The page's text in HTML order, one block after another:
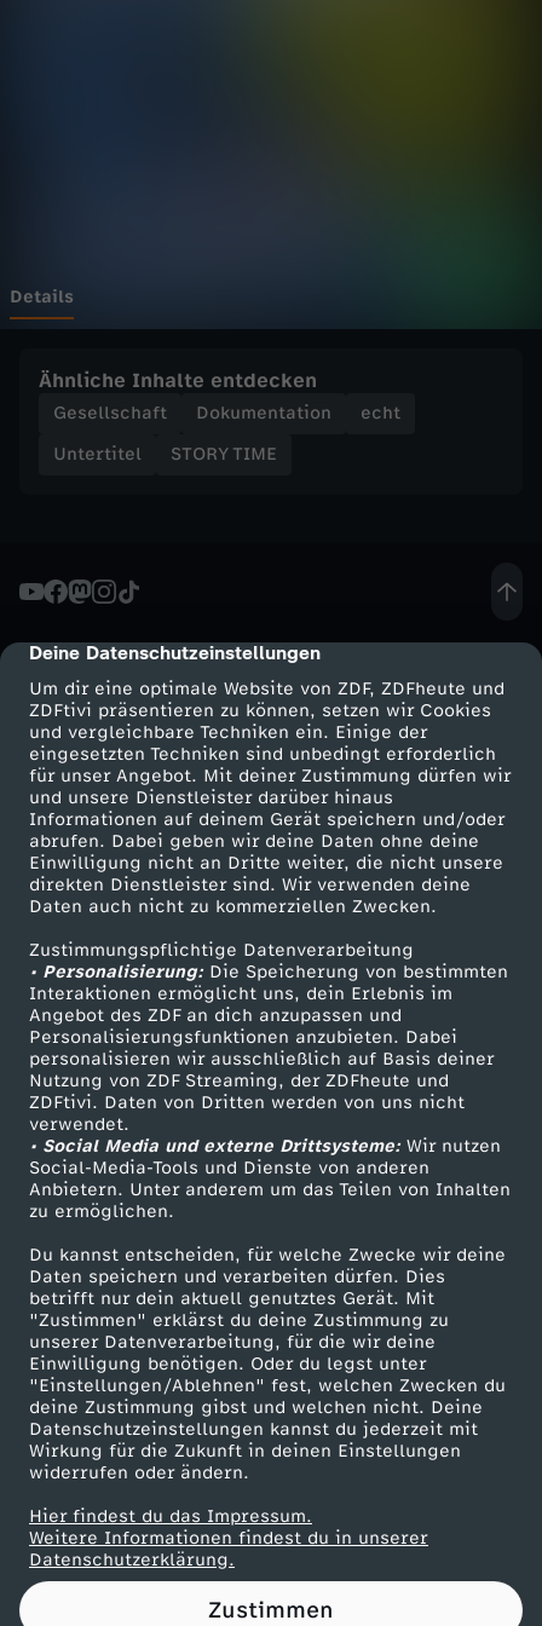
cmp-dialog-description
Deine Datenschutzeinstellungen
Um dir eine optimale Website von ZDF, ZDFheute und
ZDFtivi präsentieren zu können, setzen wir Cookies
und vergleichbare Techniken ein. Einige der
eingesetzten Techniken sind unbedingt erforderlich
für unser Angebot. Mit deiner Zustimmung dürfen wir
und unsere Dienstleister darüber hinaus
Informationen auf deinem Gerät speichern und/oder
abrufen. Dabei geben wir deine Daten ohne deine
Einwilligung nicht an Dritte weiter, die nicht unsere
direkten Dienstleister sind. Wir verwenden deine
Daten auch nicht zu kommerziellen Zwecken.
Zustimmungspflichtige Datenverarbeitung
• Personalisierung:Die Speicherung von bestimmten
Interaktionen ermöglicht uns, dein Erlebnis im
Angebot des ZDF an dich anzupassen und
Personalisierungsfunktionen anzubieten. Dabei
personalisieren wir ausschließlich auf Basis deiner
Nutzung von ZDF Streaming, der ZDFheute und
ZDFtivi. Daten von Dritten werden von uns nicht
verwendet.
• Social Media und externe Drittsysteme:Wir nutzen
Social-Media-Tools und Dienste von anderen
Anbietern. Unter anderem um das Teilen von Inhalten
zu ermöglichen.
Du kannst entscheiden, für welche Zwecke wir deine
Daten speichern und verarbeiten dürfen. Dies
betrifft nur dein aktuell genutztes Gerät. Mit
"Zustimmen" erklärst du deine Zustimmung zu
unserer Datenverarbeitung, für die wir deine
Einwilligung benötigen. Oder du legst unter
"Einstellungen/Ablehnen" fest, welchen Zwecken du
deine Zustimmung gibst und welchen nicht. Deine
Datenschutzeinstellungen kannst du jederzeit mit
Wirkung für die Zukunft in deinen Einstellungen
widerrufen oder ändern.
Hier findest du das Impressum.
Weitere Informationen findest du in unserer
Datenschutzerklärung.
Zustimmen
j
k
e
r
n
t
D
e
b
o
r
a
p
a
d
d
e
l
n
i
Details
Ähnliche Inhalte entdecken
Gesellschaft Dokumentation
echt
Untertitel
STORY TIME
Mehr ZDF
ZDF-Apps
Smart TV
ZDFtext
Livestreams
Sendungen A-Z
TV-Programm
Service
ZDFmitreden
Kontakt zum ZDF
Tickets
Zuschauerservice
Hilfe
ZDF Unternehmen
Karriere
ZDF goes Schule
Werbefernsehen
Mainzelmännchen
Partner